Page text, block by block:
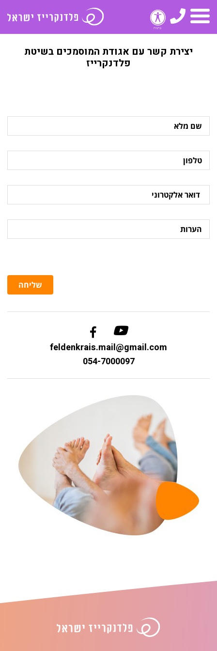
תפריט
טלפון
יצירת קשר עם אגודת המוסמכים בשיטת
פלדנקרייז
מלא
טלפון
אלקטרוני
הערות
שליחה
feldenkrais.mail@gmail.com
054-7000097